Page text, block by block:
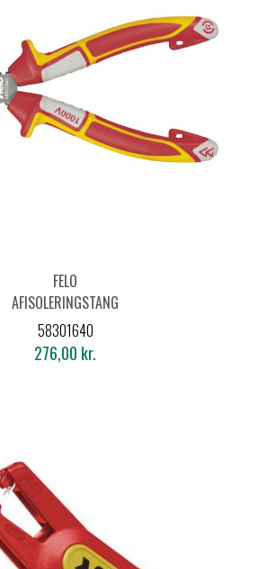
FELO
AFISOLERINGSTANG
583 - 160MM
58301640
276,00 kr.